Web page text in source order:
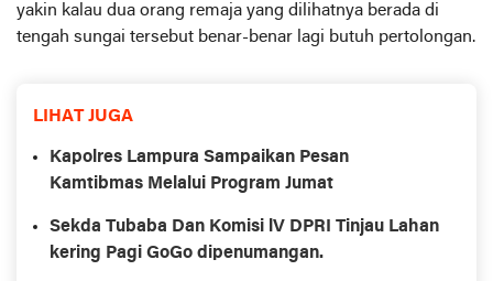
yakin kalau dua orang remaja yang dilihatnya berada di
tengah sungai tersebut benar-benar lagi butuh pertolongan.
LIHAT JUGA
Kapolres Lampura Sampaikan Pesan
Kamtibmas Melalui Program Jumat
Sekda Tubaba Dan Komisi lV DPRI Tinjau Lahan
kering Pagi GoGo dipenumangan.